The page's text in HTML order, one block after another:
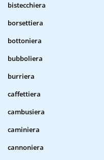
bistecchiera
borsettiera
bottoniera
bubboliera
burriera
caffettiera
cambusiera
caminiera
cannoniera